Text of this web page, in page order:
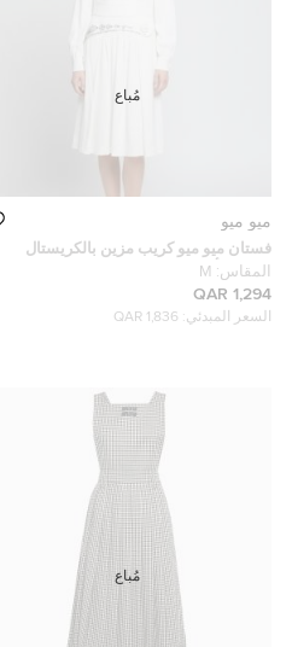
ميو ميو
فستان ميو ميو كريب مزين بالكريستال
كريمي بأكمام طويلة مقاس وسط
المقاس: M
1,294 QAR
السعر المبدئي: 1,836 QAR
مُباع
مُباع